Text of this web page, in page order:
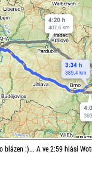
:)... A ve 2:59 hlásí